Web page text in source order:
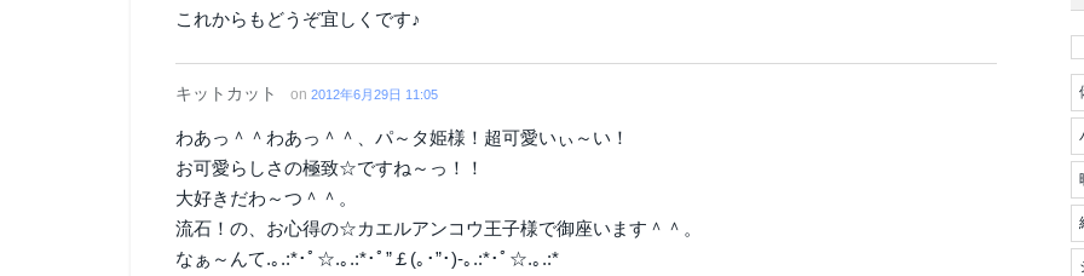
これからもどうぞ宜しくです♪
キットカット on 2012年6月29日 11:05
わあっ＾＾わあっ＾＾、パ～タ姫様！超可愛いぃ～い！
お可愛らしさの極致☆ですね～っ！！
大好きだわ～つ＾＾。
流石！の、お心得の☆カエルアンコウ王子様で御座います＾＾。
なぁ～んて.｡.:*･ﾟ☆.｡.:*･ﾟ”￡(｡･”･)-｡.:*･ﾟ☆.｡.:*